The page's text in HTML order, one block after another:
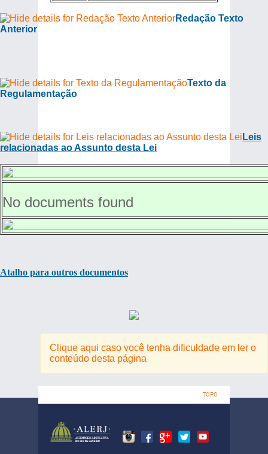
Redação Texto
Anterior
Texto da
Regulamentação
Leis
relacionadas ao Assunto desta Lei
No documents found
Atalho para outros documentos
Clique aqui caso você tenha dificuldade em ler o
conteúdo desta página
TOPO